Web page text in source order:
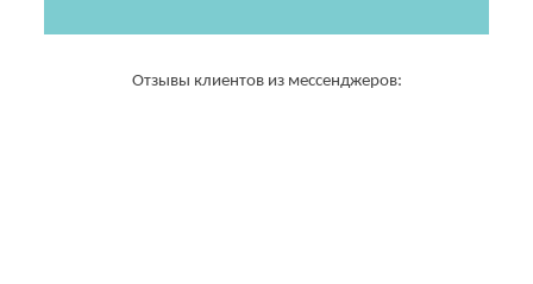
Отзывы клиентов из мессенджеров: